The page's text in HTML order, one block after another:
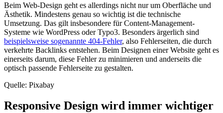
Beim Web-Design geht es allerdings nicht nur um Oberfläche und
Ästhetik. Mindestens genau so wichtig ist die technische
Umsetzung. Das gilt insbesondere für Content-Management-
Systeme wie WordPress oder Typo3. Besonders ärgerlich sind
beispielsweise sogenannte 404-Fehler, also Fehlerseiten, die durch
verkehrte Backlinks entstehen. Beim Designen einer Website geht es
einerseits darum, diese Fehler zu minimieren und anderseits die
optisch passende Fehlerseite zu gestalten.
Quelle: Pixabay
Responsive Design wird immer wichtiger